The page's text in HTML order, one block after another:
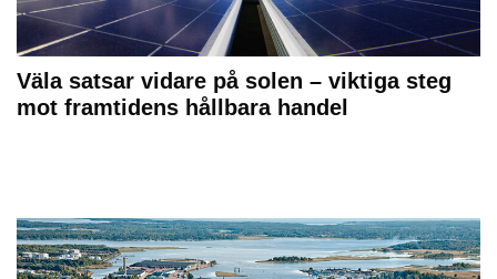
Väla satsar vidare på solen – viktiga steg
mot framtidens hållbara handel